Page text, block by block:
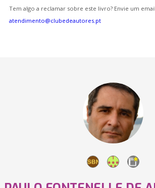
Tem algo a reclamar sobre este livro? Envie um
atendimento@clubedeautores.pt